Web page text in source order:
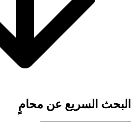
البحث السريع عن محامٍ